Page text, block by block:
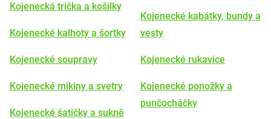
Kojenecká trička a košilky
Kojenecké kalhoty a šortky
Kojenecké soupravy
Kojenecké mikiny a svetry
Kojenecké šatičky a sukně
Kojenecké kabátky, bundy a
vesty
Kojenecké rukavice
Kojenecké ponožky a
punčocháčky